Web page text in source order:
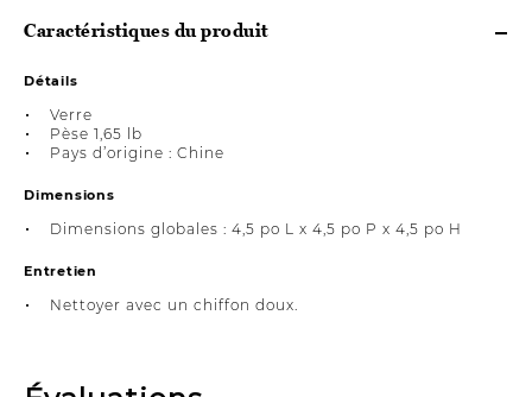
Caractéristiques du produit
Détails
Verre
Pèse 1,65 lb
Pays d’origine : Chine
Dimensions
Dimensions globales : 4,5 po L x 4,5 po P x 4,5 po H
Entretien
Nettoyer avec un chiffon doux.